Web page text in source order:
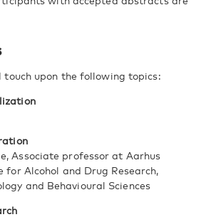
touch upon the following topics:
Associate professor at Aarhus
for Alcohol and Drug Research,
and Behavioural Sciences